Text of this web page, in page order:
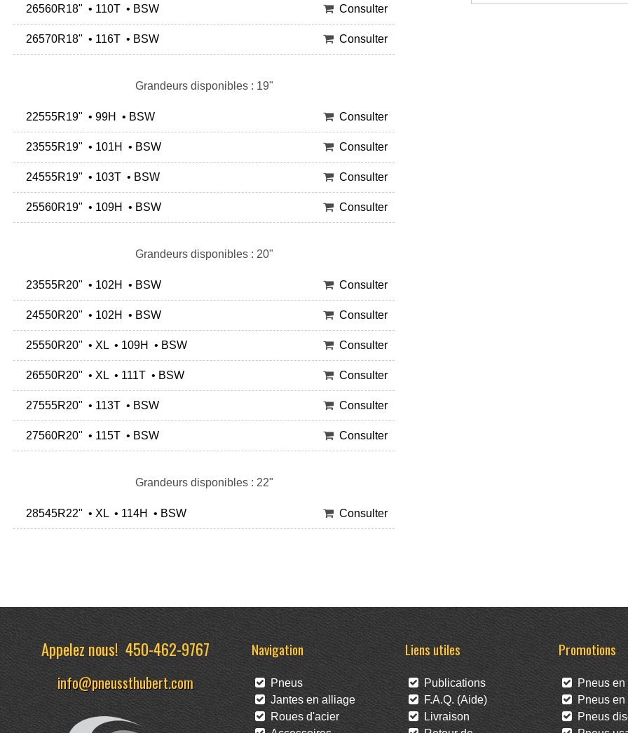
26560R18" • 110T • BSW Consulter
26570R18" • 116T • BSW Consulter
Grandeurs disponibles : 19"
22555R19" • 99H • BSW Consulter
23555R19" • 101H • BSW Consulter
24555R19" • 103T • BSW Consulter
25560R19" • 109H • BSW Consulter
Grandeurs disponibles : 20"
23555R20" • 102H • BSW Consulter
24550R20" • 102H • BSW Consulter
25550R20" • XL • 109H • BSW Consulter
26550R20" • XL • 111T • BSW Consulter
27555R20" • 113T • BSW Consulter
27560R20" • 115T • BSW Consulter
Grandeurs disponibles : 22"
28545R22" • XL • 114H • BSW Consulter
Appelez nous!450-462-9767
info@pneussthubert.com
Navigation
Pneus
Jantes en alliage
Roues d'acier
Liens utiles
Publications
F.A.Q. (Aide)
Livraison
Promotions
Pneus en
Pneus en
Pneus